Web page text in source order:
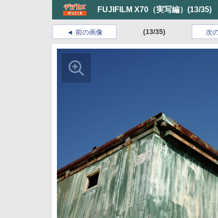
FUJIFILM X70（実写編） (13/35)
前の画像 (13/35) 次